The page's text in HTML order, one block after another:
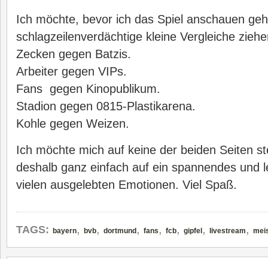
Ich möchte, bevor ich das Spiel anschauen
schlagzeilenverdächtige kleine Vergleiche
Zecken gegen Batzis.
Arbeiter gegen VIPs.
Fans gegen Kinopublikum.
Stadion gegen 0815-Plastikarena.
Kohle gegen Weizen.
Ich möchte mich auf keine der beiden Seiten
deshalb ganz einfach auf ein spannendes und
vielen ausgelebten Emotionen. Viel Spaß.
TAGS: bayern, bvb, dortmund , fans , fcb, gipfel , livestream ,